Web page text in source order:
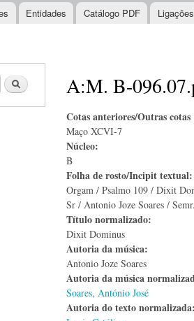
Entidades Catálogo PDF
Search A:M. B-
Cotas anteriores/Outras
Maço XCVI-7
Núcleo:
B
Folha de rosto/Incipit
Orgam / Psalmo 109 / Dixit
Sr / Antonio Joze Soares /
Título normalizado:
Dixit Dominus
Autoria da música:
Antonio Joze Soares
Autoria da música
Soares, António José
Autoria do texto